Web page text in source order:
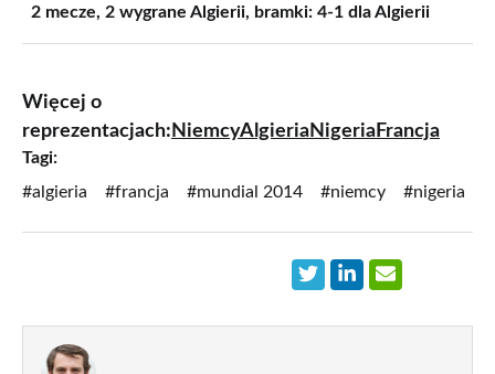
2 mecze, 2 wygrane Algierii, bramki: 4-1 dla Algierii
Więcej o
reprezentacjach: NiemcyAlgieriaNigeriaFrancja
Tagi:
#algieria
#francja #mundial 2014 #niemcy #nigeria